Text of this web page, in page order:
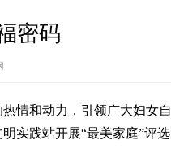
密码
情和动力，引领广大妇女自
实践站开展“最美家庭”评选